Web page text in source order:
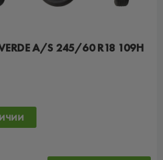
A/S 245/60 R18 109H